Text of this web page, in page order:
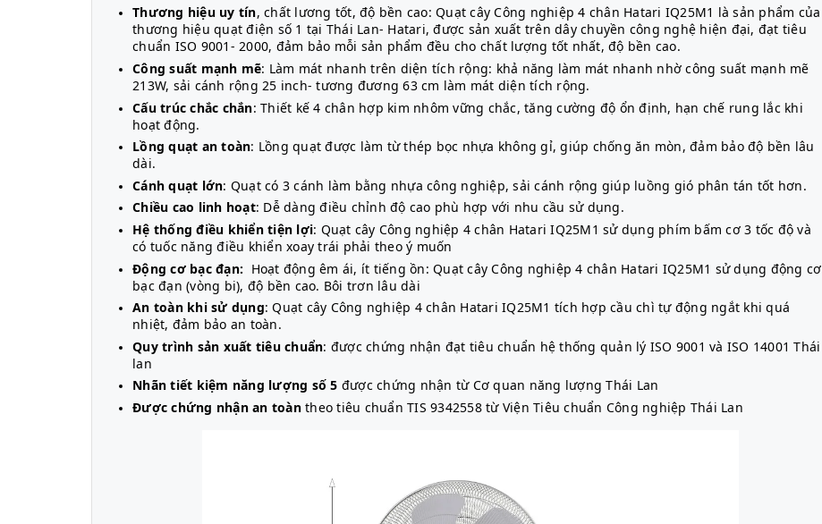
Thương hiệu uy tín, chất lương tốt, độ bền cao: Quạt cây Công nghiệp 4 chân Hatari IQ25M1 là sản phẩm của
thương hiệu quạt điện số 1 tại Thái Lan- Hatari, được sản xuất trên dây chuyền công nghệ hiện đại, đạt tiêu
chuẩn ISO 9001- 2000, đảm bảo mỗi sản phẩm đều cho chất lượng tốt nhất, độ bền cao.
Công suất mạnh mẽ: Làm mát nhanh trên diện tích rộng: khả năng làm mát nhanh nhờ công suất mạnh mẽ
213W, sải cánh rộng 25 inch- tương đương 63 cm làm mát diện tích rộng.
Cấu trúc chắc chắn: Thiết kế 4 chân hợp kim nhôm vững chắc, tăng cường độ ổn định, hạn chế rung lắc khi
hoạt động.
Lồng quạt an toàn: Lồng quạt được làm từ thép bọc nhựa không gỉ, giúp chống ăn mòn, đảm bảo độ bền lâu
dài.
Cánh quạt lớn: Quạt có 3 cánh làm bằng nhựa công nghiệp, sải cánh rộng giúp luồng gió phân tán tốt hơn.
Chiều cao linh hoạt: Dễ dàng điều chỉnh độ cao phù hợp với nhu cầu sử dụng.
Hệ thống điều khiển tiện lợi: Quạt cây Công nghiệp 4 chân Hatari IQ25M1 sử dụng phím bấm cơ 3 tốc độ và
có tuốc năng điều khiển xoay trái phải theo ý muốn
Động cơ bạc đạn: Hoạt động êm ái, ít tiếng ồn: Quạt cây Công nghiệp 4 chân Hatari IQ25M1 sử dụng động cơ
bạc đạn (vòng bi), độ bền cao. Bôi trơn lâu dài
An toàn khi sử dụng: Quạt cây Công nghiệp 4 chân Hatari IQ25M1 tích hợp cầu chì tự động ngắt khi quá
nhiệt, đảm bảo an toàn.
Quy trình sản xuất tiêu chuẩn: được chứng nhận đạt tiêu chuẩn hệ thống quản lý ISO 9001 và ISO 14001 Thái
lan
Nhãn tiết kiệm năng lượng số 5 được chứng nhận từ Cơ quan năng lượng Thái Lan
Được chứng nhận an toàntheo tiêu chuẩn TIS 9342558 từ Viện Tiêu chuẩn Công nghiệp Thái Lan